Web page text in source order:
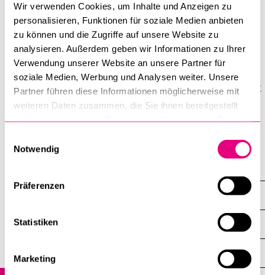
Wir verwenden Cookies, um Inhalte und Anzeigen zu
personalisieren, Funktionen für soziale Medien anbieten
zu können und die Zugriffe auf unsere Website zu
analysieren. Außerdem geben wir Informationen zu Ihrer
Verwendung unserer Website an unsere Partner für
soziale Medien, Werbung und Analysen weiter. Unsere
Partner führen diese Informationen möglicherweise mit
weiteren Daten zusammen, die Sie ihnen bereitgestellt
Notwendig
Präferenzen
Statistiken
Marketing
News
Rechercheportal swisscovery
Ihre CampusCard ist auch Ihre Bibliothekskarte. Um Bücher
ausleihen zu können, müssen Sie sich einmalig mit IhrerSwitch
edu-ID
bei SLSP registrieren. Geben Sie idealerweise
zusätzlich zur unilu-Mailadresse eine private E-Mailadresse an.
AnleitungRegistrierung für Studierende und Mitarbeitende der
Universität Luzern